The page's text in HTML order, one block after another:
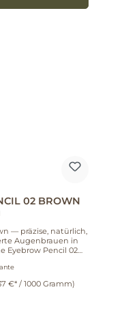
02 BROWN
— präzise, natürlich,
Augenbrauen in
Eyebrow Pencil 02
Definition für die
Textur und Bio-
zum Auffüllen und
€* / 1000 Gramm)